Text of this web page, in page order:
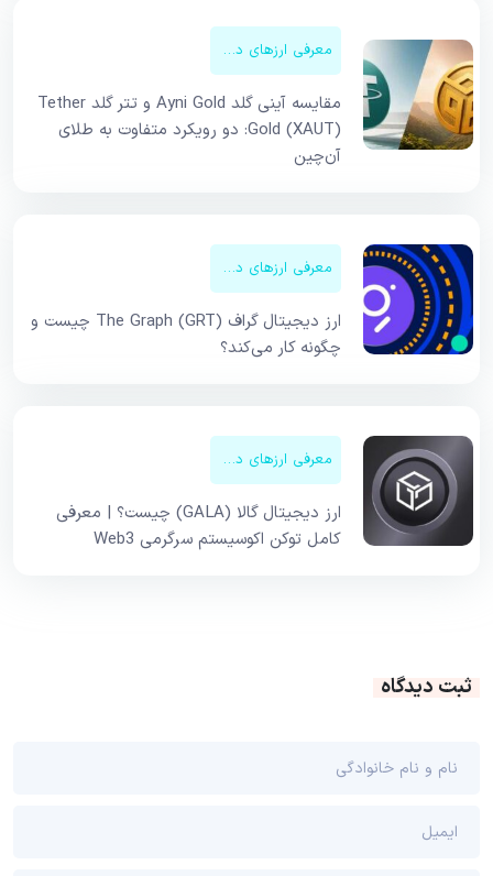
معرفی ارزهای دیجیتال
مقایسه آینی گلد Ayni Gold و تتر گلد Tether
Gold (XAUT): دو رویکرد متفاوت به طلای
آن‌چین
معرفی ارزهای دیجیتال
ارز دیجیتال گراف The Graph (GRT) چیست و
چگونه کار می‌کند؟
معرفی ارزهای دیجیتال
ارز دیجیتال گالا (GALA) چیست؟ | معرفی
کامل توکن اکوسیستم سرگرمی Web3
ثبت دیدگاه